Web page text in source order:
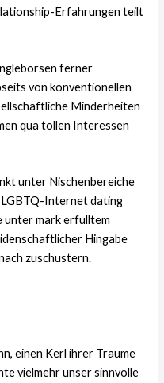
Erfahrungen teilt
ferner
von konventionellen
Minderheiten
qua tollen Interessen
unter Nischenbereiche
Internet dating
unter mark erfulltem
Hingabe
zuschustern.
einen Kerl ihrer Traume
vielmehr unser sinnvolle